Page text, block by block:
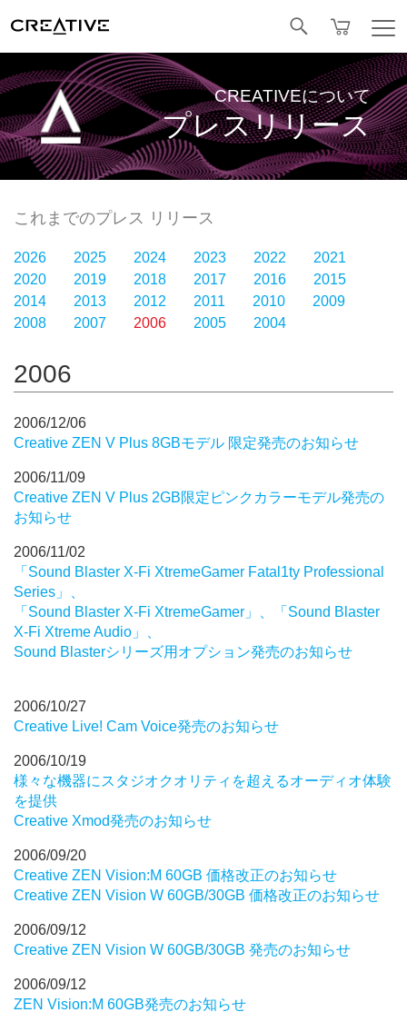
CREATIVEについて
プレスリリース
これまでのプレス リリース
2026 2025 2024 2023 2022
2021
2020
2019 2018 2017 2016
2015
2014
2013 2012 2011 2010
2009
2008
2007 2006 2005 2004
2006
2006/12/06
Creative ZEN V Plus 8GBモデル 限定発売のお知らせ
2006/11/09
Creative ZEN V Plus 2GB限定ピンクカラーモデル発売の
お知らせ
2006/11/02
「Sound Blaster X-Fi XtremeGamer Fatal1ty Professional
Series」、
「Sound Blaster X-Fi XtremeGamer」、「Sound Blaster
X-Fi Xtreme Audio」、
Sound Blasterシリーズ用オプション発売のお知らせ
2006/10/27
Creative Live! Cam Voice発売のお知らせ
2006/10/19
様々な機器にスタジオクオリティを超えるオーディオ体験
を提供
Creative Xmod発売のお知らせ
2006/09/20
Creative ZEN Vision:M 60GB 価格改正のお知らせ
Creative ZEN Vision W 60GB/30GB 価格改正のお知らせ
2006/09/12
Creative ZEN Vision W 60GB/30GB 発売のお知らせ
2006/09/12
ZEN Vision:M 60GB発売のお知らせ
Facebook